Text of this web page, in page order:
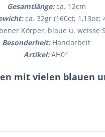
Gesamtlänge:ca. 12cm
ca. 32gr (160ct; 1,13oz;
Körper, blaue u. weisse
Besonderheit: Handarbeit
Artikel:AH01
mit vielen blauen